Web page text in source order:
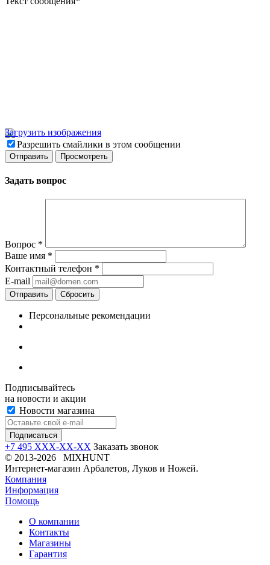
Загрузить изображения
Разрешить смайлики в этом сообщении
Задать вопрос
Вопрос *
Ваше имя *
Контактный телефон *
E-mail
Отправить Сбросить
Персональные рекомендации
Подписывайтесь
на новости и акции
Новости магазина
+7 495 XXX-XX-XX Заказать звонок
© 2013-2026 MIXHUNT
Интернет-магазин Арбалетов, Луков и Ножей.
Компания
Информация
Помощь
О компании
Контакты
Магазины
Гарантия